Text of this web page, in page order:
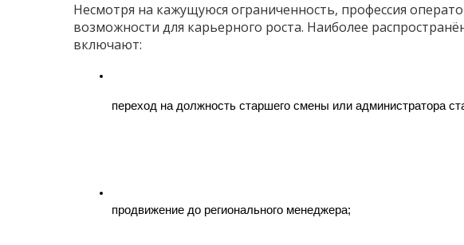
Несмотря на кажущуюся ограниченность, профессия
возможности для карьерного роста. Наиболее
включают:
переход на должность старшего смены или администратора
продвижение до регионального менеджера;